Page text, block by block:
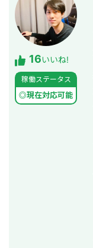
16いいね!
稼働ステータス
◎現在対応可能